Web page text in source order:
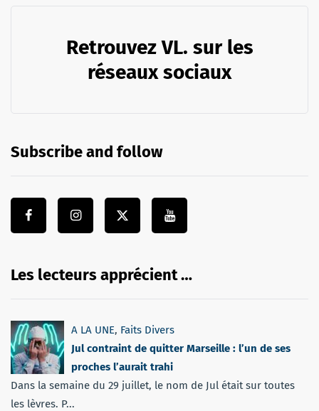
Retrouvez VL. sur les
réseaux sociaux
Subscribe and follow
Les lecteurs apprécient …
A LA UNE, Faits Divers
Jul contraint de quitter Marseille : l’un de ses
proches l’aurait trahi
Dans la semaine du 29 juillet, le nom de Jul était sur toutes
les lèvres. P...